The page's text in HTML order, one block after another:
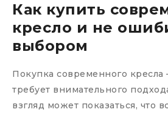
Как купить
кресло и не
выбором
Покупка современного кресла
требует внимательного
взгляд может показаться, что